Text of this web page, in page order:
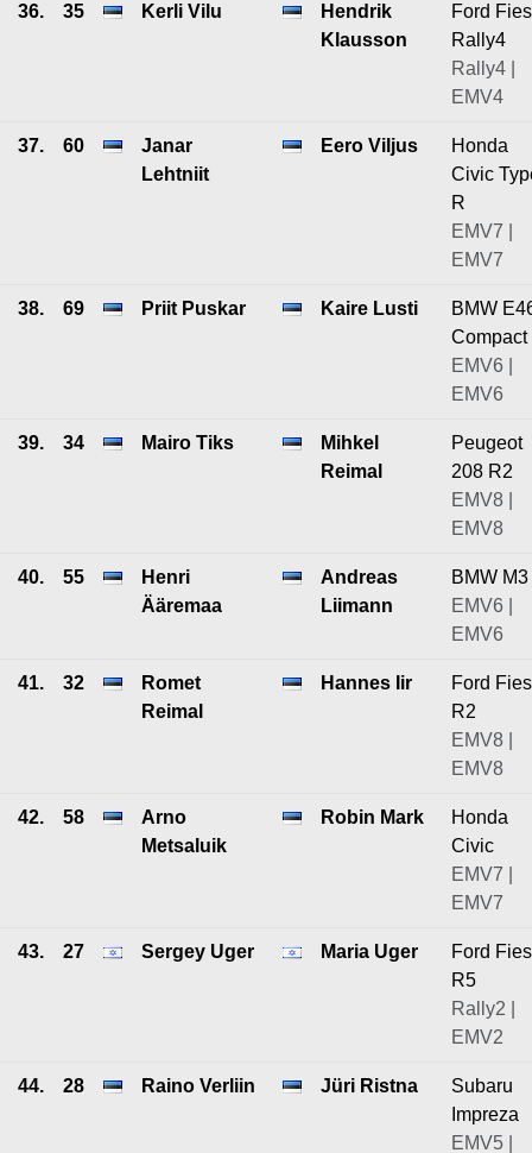
36. 35 Kerli Vilu
Hendrik
Klausson
Ford
Rally4
Rally4 |
EMV4
37. 60
Janar
Lehtniit
Eero Viljus
Honda
Civic
R
EMV7 |
EMV7
38. 69 Priit Puskar Kaire Lusti
BMW
Compact
EMV6 |
EMV6
39. 34 Mairo Tiks
Mihkel
Reimal
Peugeot
208 R2
EMV8 |
EMV8
40. 55
Henri
Ääremaa
Andreas
Liimann
BMW M3
EMV6 |
EMV6
41. 32
Romet
Reimal
Hannes Iir
Ford
R2
EMV8 |
EMV8
42. 58
Arno
Metsaluik
Robin Mark
Honda
Civic
EMV7 |
EMV7
43. 27 Sergey Uger Maria Uger
Ford
R5
Rally2 |
EMV2
44. 28 Raino Verliin Jüri Ristna
Subaru
Impreza
EMV5 |